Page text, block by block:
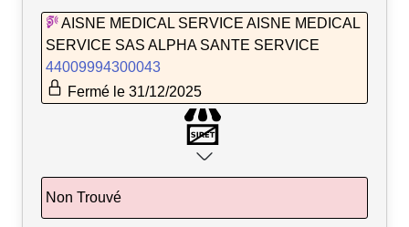
AISNE MEDICAL SERVICE AISNE MEDICAL
SERVICE SAS ALPHA SANTE SERVICE
44009994300043
Fermé le 31/12/2025
Non Trouvé